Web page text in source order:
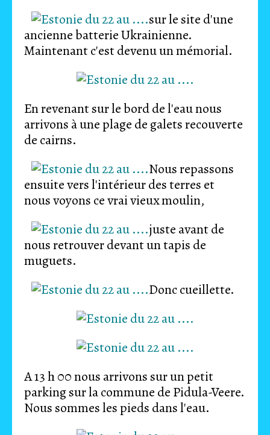
sur le site d'une
ancienne batterie Ukrainienne.
Maintenant c'est devenu un mémorial.
En revenant sur le bord de l'eau nous
arrivons à une plage de galets recouverte
de cairns.
Nous repassons
ensuite vers l'intérieur des terres et
nous voyons ce vrai vieux moulin,
juste avant de
nous retrouver devant un tapis de
muguets.
Donc cueillette.
A 13 h 00 nous arrivons sur un petit
parking sur la commune de Pidula-Veere.
Nous sommes les pieds dans l'eau.